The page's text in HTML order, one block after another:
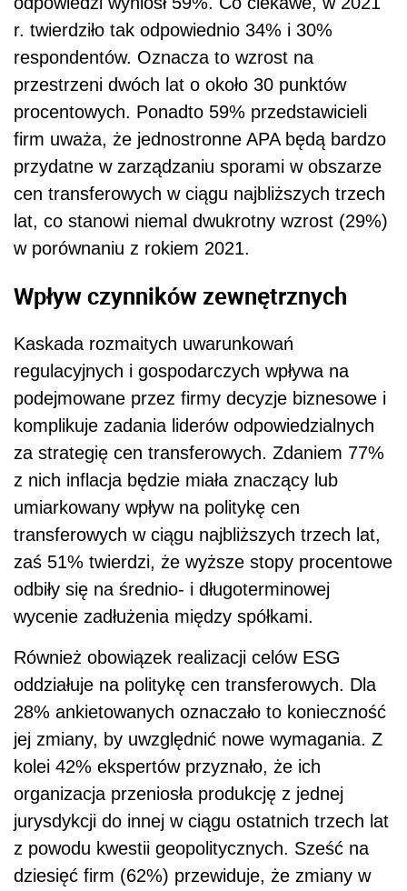
r. twierdziło tak odpowiednio 34% i 30%
respondentów. Oznacza to wzrost na
przestrzeni dwóch lat o około 30 punktów
procentowych. Ponadto 59% przedstawicieli
firm uważa, że jednostronne APA będą bardzo
przydatne w zarządzaniu sporami w obszarze
cen transferowych w ciągu najbliższych trzech
lat, co stanowi niemal dwukrotny wzrost (29%)
w porównaniu z rokiem 2021.
Wpływ czynników zewnętrznych
Kaskada rozmaitych uwarunkowań
regulacyjnych i gospodarczych wpływa na
podejmowane przez firmy decyzje biznesowe i
komplikuje zadania liderów odpowiedzialnych
za strategię cen transferowych. Zdaniem 77%
z nich inflacja będzie miała znaczący lub
umiarkowany wpływ na politykę cen
transferowych w ciągu najbliższych trzech lat,
zaś 51% twierdzi, że wyższe stopy procentowe
odbiły się na średnio- i długoterminowej
wycenie zadłużenia między spółkami.
Również obowiązek realizacji celów ESG
oddziałuje na politykę cen transferowych. Dla
28% ankietowanych oznaczało to konieczność
jej zmiany, by uwzględnić nowe wymagania. Z
kolei 42% ekspertów przyznało, że ich
organizacja przeniosła produkcję z jednej
jurysdykcji do innej w ciągu ostatnich trzech lat
z powodu kwestii geopolitycznych. Sześć na
dziesięć firm (62%) przewiduje, że zmiany w